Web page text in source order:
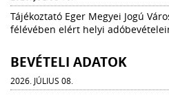
Tájékoztató Eger Megyei Jogú
félévében elért helyi
BEVÉTELI ADATOK
2026. JÚLIUS 08.